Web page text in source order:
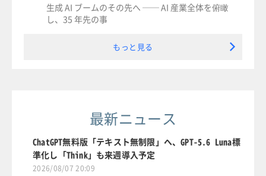
生成 AI ブームのその先へ ── AI 産業全体を俯瞰
し、35 年先の事
もっと見る
最新ニュース
ChatGPT無料版「テキスト無制限」へ、GPT-5.6 Luna標
準化し「Think」も来週導入予定
2026/08/07 20:09